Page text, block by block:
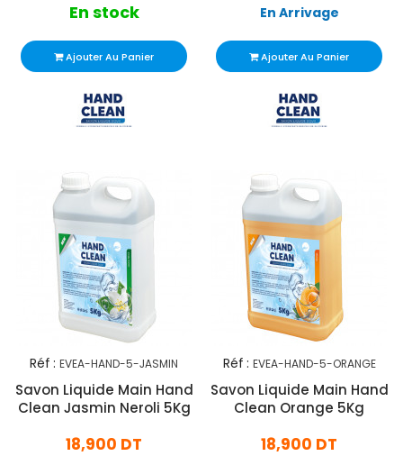
En stock
Ajouter Au Panier
En Arrivage
Ajouter Au Panier
Réf : EVEA-HAND-5-JASMIN
Savon Liquide Main Hand
Clean Jasmin Neroli 5Kg
18,900 DT
Réf : EVEA-HAND-5-ORANGE
Savon Liquide Main Hand
Clean Orange 5Kg
18,900 DT